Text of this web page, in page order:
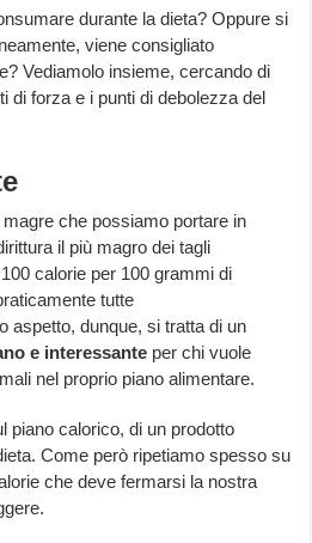
durante la dieta? Oppure si
viene consigliato
Vediamolo insieme, cercando di
di forza e i punti di debolezza del
che possiamo portare in
il più magro dei tagli
calorie per 100 grammi di
tutte
aspetto, dunque, si tratta di un
e interessante per chi vuole
nel proprio piano alimentare.
piano calorico, di un prodotto
Come però ripetiamo spesso su
che deve fermarsi la nostra